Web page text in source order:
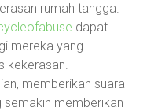
rumah tangga.
dapat
mereka yang
kekerasan.
memberikan suara
semakin memberikan